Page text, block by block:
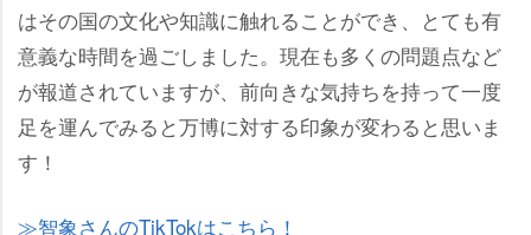
はその国の文化や知識に触れることができ、とても有
意義な時間を過ごしました。現在も多くの問題点など
が報道されていますが、前向きな気持ちを持って一度
足を運んでみると万博に対する印象が変わると思いま
す！
智象さんのTikTokはこちら！